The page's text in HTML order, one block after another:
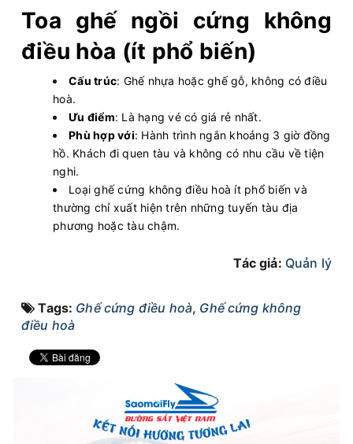
Toa ghế ngồi cứng không
điều hòa (ít phổ biến)
Cấu trúc: Ghế nhựa hoặc ghế gỗ, không có điều
hoà.
Ưu điểm: Là hạng vé có giá rẻ nhất.
Phù hợp với: Hành trình ngắn khoảng 3 giờ đồng
hồ. Khách đi quen tàu và không có nhu cầu về tiện
nghi.
Loại ghế cứng không điều hoà ít phổ biến và
thường chỉ xuất hiện trên những tuyến tàu địa
phương hoặc tàu chậm.
Tác giả: Quản lý
Tags: Ghế cứng điều hoà, Ghế cứng không
điều hoà